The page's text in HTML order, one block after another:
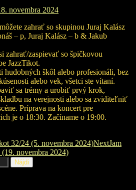
novembra 2024
zahrať so skupinou Juraj Kalász
– p, Juraj Kalász – b & Jakub
zahrať/zaspievať so špičkovou
JazzTikot.
hudobných škôl alebo profesionáli, bez
alebo vek, všetci ste vítaní.
sa trémy a urobiť prvý krok,
na verejnosti alebo sa zviditeľniť
Príprava na koncert pre
je o 18:30. Začíname o 19:00.
32/24 (5. novembra 2024)NextJam
novembra 2024)